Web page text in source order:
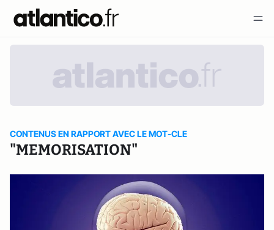
CONTENUS EN RAPPORT AVEC LE MOT-CLE
"MEMORISATION"